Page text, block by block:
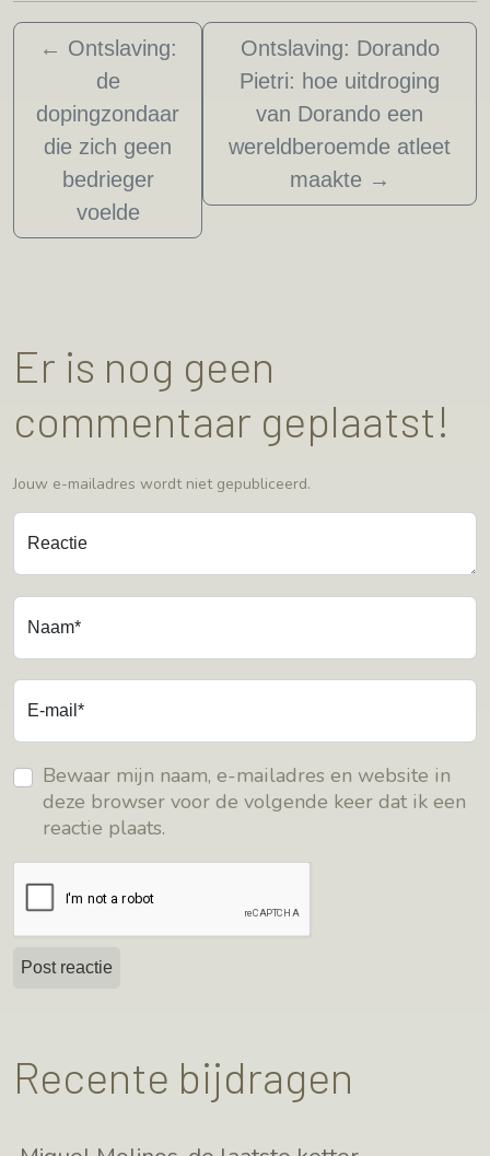
← Ontslaving:
de
dopingzondaar
die zich geen
bedrieger
voelde
Ontslaving: Dorando
Pietri: hoe uitdroging
van Dorando een
wereldberoemde atleet
maakte →
Er is nog geen
commentaar geplaatst!
Jouw e-mailadres wordt niet gepubliceerd.
Reactie
Naam*
E-mail*
Bewaar mijn naam, e-mailadres en website in
deze browser voor de volgende keer dat ik een
reactie plaats.
Recente bijdragen